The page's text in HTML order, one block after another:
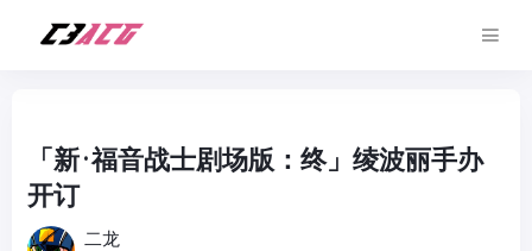
「新·福音战士剧场版：终」绫波丽手办
开订
二龙